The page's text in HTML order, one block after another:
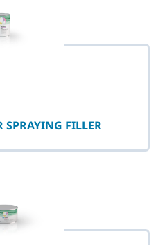
SPRAYING FILLER